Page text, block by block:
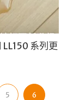
系列更
5 6